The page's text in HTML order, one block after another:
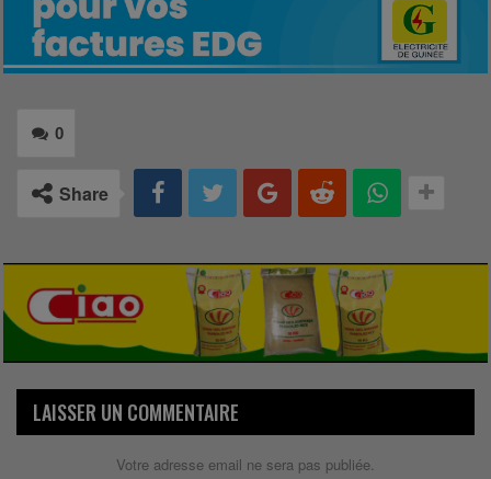
0
Share
LAISSER UN COMMENTAIRE
Votre adresse email ne sera pas publiée.